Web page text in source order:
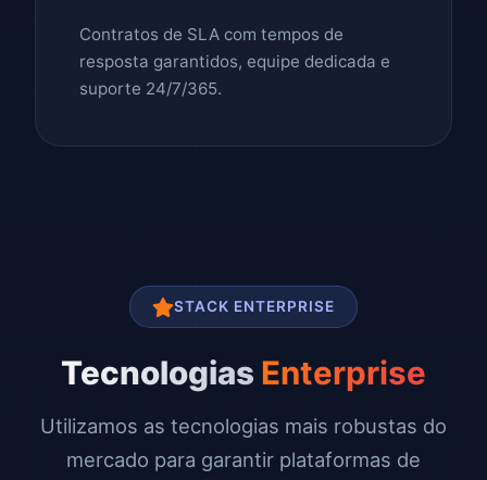
Contratos de SLA com tempos de
resposta garantidos, equipe dedicada e
suporte 24/7/365.
STACK ENTERPRISE
Tecnologias Enterprise
Utilizamos as tecnologias mais robustas do
mercado para garantir plataformas de